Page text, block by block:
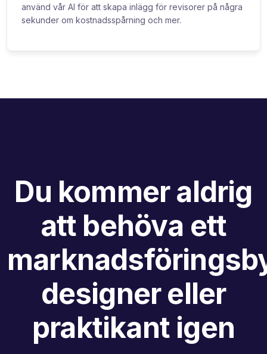
använd vår AI för att skapa inlägg för revisorer på några
sekunder om kostnadsspårning och mer.
Du kommer aldrig
att behöva ett
designer eller
praktikant igen